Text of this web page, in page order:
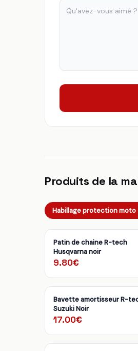
Produits de la
Habillage protection moto
Patin de chaine R-tech
Husqvarna noir
9.80€
Bavette amortisseur R-
Suzuki Noir
17.00€